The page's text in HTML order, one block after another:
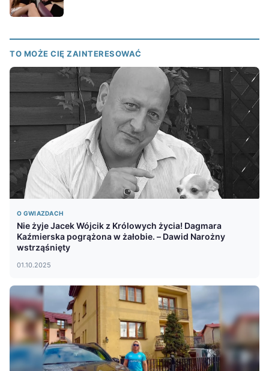
TO MOŻE CIĘ ZAINTERESOWAĆ
O GWIAZDACH
Nie żyje Jacek Wójcik z Królowych życia! Dagmara
Kaźmierska pogrążona w żałobie. – Dawid Narożny
wstrząśnięty
01.10.2025